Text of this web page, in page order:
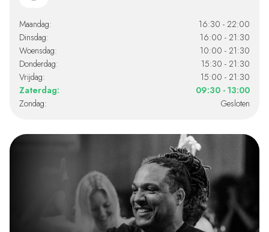
Maandag:
16:30 - 22:00
Dinsdag:
16:00 - 21:30
Woensdag:
10:00 - 21:30
Donderdag:
15:30 - 21:30
Vrijdag:
15:00 - 21:30
Zaterdag:
09:30 - 13:00
Zondag:
Gesloten